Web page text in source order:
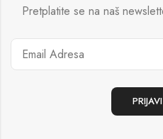
Pretplatite se na naš